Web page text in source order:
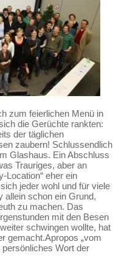
zum feierlichen Menü in
die Gerüchte rankten:
der täglichen
zaubern! Schlussendlich
Glashaus. Ein Abschluss
Trauriges, aber an
Location“ eher ein
jeder wohl und für viele
allein schon ein Grund,
zu machen. Das
mit den Besen
schwingen wollte, hat
gemacht.Apropos „vom
Wort der